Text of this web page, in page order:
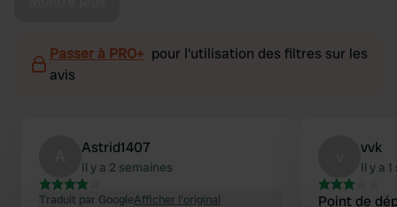
Passer à PRO+ pour l'utilisation des filtres sur les
avis
Astrid1407
Il y a 2 semaines
Traduit par GoogleAfficher l'original
vvk
Il y a
Point de